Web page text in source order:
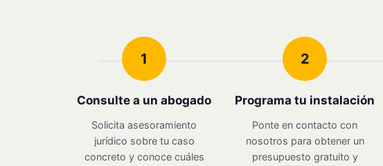
1
Consulte a un abogado
Solicita asesoramiento
jurídico sobre tu caso
concreto y conoce cuáles
2
Programa tu instalación
Ponte en contacto con
nosotros para obtener un
presupuesto gratuito y